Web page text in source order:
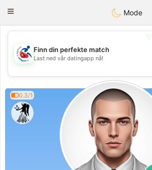
Handi Space
Toggle
Mode
💖
💕
Finn din perfekte match
Last ned vår datingapp nå!
0.3/1